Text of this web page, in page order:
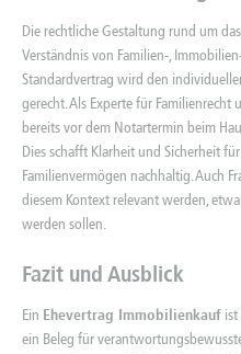
Die rechtliche Gestaltung rund um
Verständnis von Familien-,
Standardvertrag wird den
gerecht. Als Experte für Familienrecht
bereits vor dem Notartermin beim
Dies schafft Klarheit und Sicherheit
Familienvermögen nachhaltig. Auch
diesem Kontext relevant werden,
werden sollen.
Fazit und Ausblick
Ein Ehevertrag Immobilienkauf
ein Beleg für